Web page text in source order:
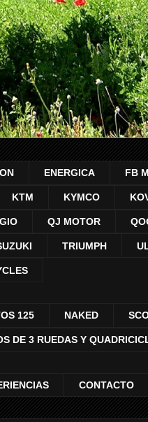
ENERGICA FB
KTM KYMCO
QJ MOTOR
TRIUMPH
125 NAKED
DE 3 RUEDAS Y
CONTACTO